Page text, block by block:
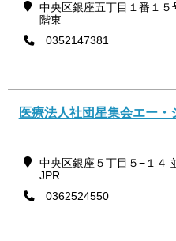
中央区銀座五丁目１番１５
階東
0352147381
医療法人社団星集会エー
中央区銀座５丁目５−１４
JPR
0362524550